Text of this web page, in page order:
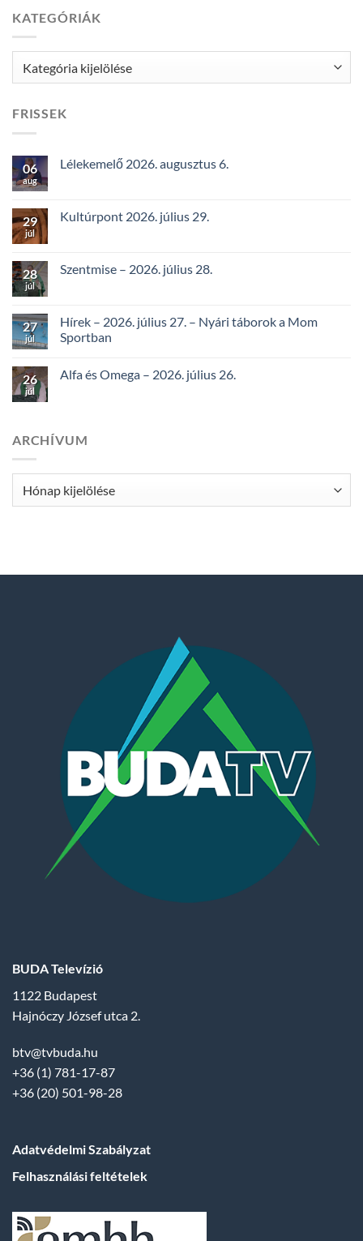
KATEGÓRIÁK
FRISSEK
06
aug
Lélekemelő 2026. augusztus 6.
29
júl
Kultúrpont 2026. július 29.
28
júl
Szentmise – 2026. július 28.
27
júl
Hírek – 2026. július 27. – Nyári táborok a Mom
Sportban
26
júl
Alfa és Omega – 2026. július 26.
ARCHÍVUM
BUDA Televízió
1122 Budapest
Hajnóczy József utca 2.
btv@tvbuda.hu
+36 (1) 781-17-87
+36 (20) 501-98-28
Adatvédelmi Szabályzat
Felhasználási feltételek